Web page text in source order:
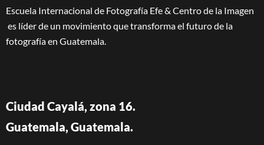
Escuela Internacional de Fotografía Efe & Centro de la Imagen
es líder de un movimiento que transforma el futuro de la
fotografía en Guatemala.
Ciudad Cayalá, zona 16.
Guatemala, Guatemala.